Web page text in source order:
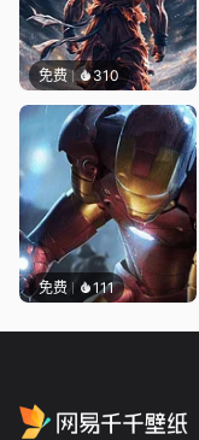
免费 310
免费 111